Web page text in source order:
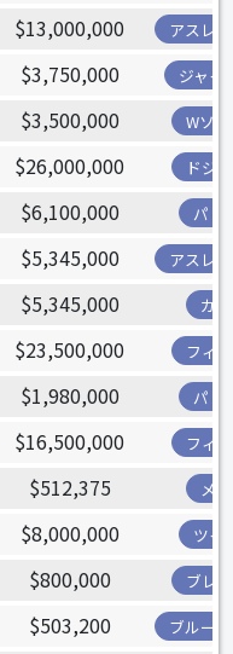
$13,000,000 アスレ
$3,750,000 ジャイ
$3,500,000 Wソ
$26,000,000 ドジ
$6,100,000 パド
$5,345,000 アスレ
$5,345,000 カ
$23,500,000 フィ
$1,980,000 パド
$16,500,000 フィ
$512,375 メ
$8,000,000 ツイ
$800,000 ブレ
$503,200 ブルー